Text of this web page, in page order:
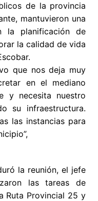
de la provincia
mantuvieron una
la planificación de
la calidad de vida
que nos deja muy
en el mediano
y necesita nuestro
su infraestructura.
las instancias para
la reunión, el jefe
las tareas de
Ruta Provincial 25 y